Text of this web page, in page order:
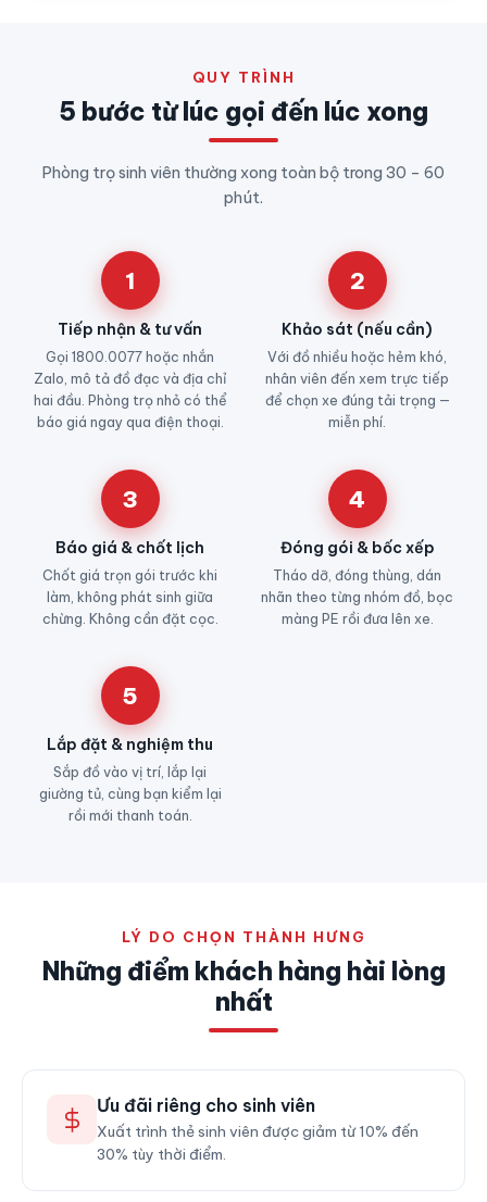
QUY TRÌNH
5 bước từ lúc gọi đến lúc xong
Phòng trọ sinh viên thường xong toàn bộ trong 30 – 60
phút.
1
Tiếp nhận & tư vấn
Gọi 1800.0077 hoặc nhắn
Zalo, mô tả đồ đạc và địa chỉ
hai đầu. Phòng trọ nhỏ có thể
báo giá ngay qua điện thoại.
2
Khảo sát (nếu cần)
Với đồ nhiều hoặc hẻm khó,
nhân viên đến xem trực tiếp
để chọn xe đúng tải trọng —
miễn phí.
3
Báo giá & chốt lịch
Chốt giá trọn gói trước khi
làm, không phát sinh giữa
chừng. Không cần đặt cọc.
4
Đóng gói & bốc xếp
Tháo dỡ, đóng thùng, dán
nhãn theo từng nhóm đồ, bọc
màng PE rồi đưa lên xe.
5
Lắp đặt & nghiệm thu
Sắp đồ vào vị trí, lắp lại
giường tủ, cùng bạn kiểm lại
rồi mới thanh toán.
LÝ DO CHỌN THÀNH HƯNG
Những điểm khách hàng hài lòng
nhất
Ưu đãi riêng cho sinh viên
Xuất trình thẻ sinh viên được giảm từ 10% đến
30% tùy thời điểm.